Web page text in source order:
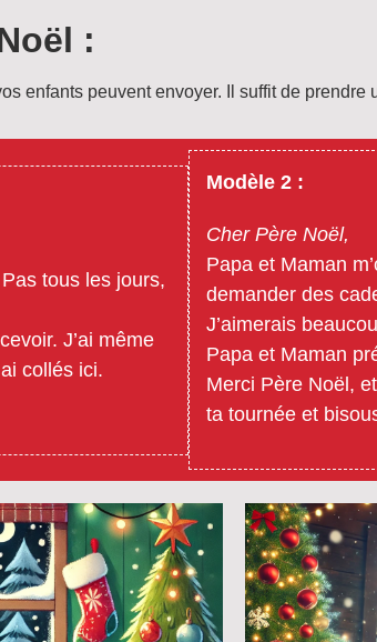
:
enfants peuvent envoyer. Il suffit de prendre
tous les jours,
J’ai même
collés ici.
Modèle 2 :
Cher Père Noël,
Papa et Maman
demander des
J’aimerais
Papa et Maman
Merci Père Noël,
ta tournée et